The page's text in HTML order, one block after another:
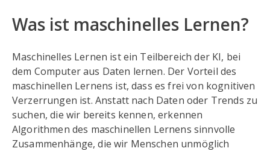
Was ist maschinelles Lernen?
Maschinelles Lernen ist ein Teilbereich der KI, bei
dem Computer aus Daten lernen. Der Vorteil des
maschinellen Lernens ist, dass es frei von kognitiven
Verzerrungen ist. Anstatt nach Daten oder Trends zu
suchen, die wir bereits kennen, erkennen
Algorithmen des maschinellen Lernens sinnvolle
Zusammenhänge, die wir Menschen unmöglich